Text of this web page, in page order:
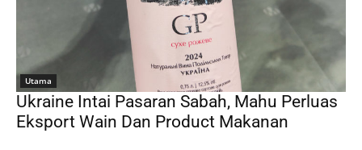
Utama
Ukraine Intai Pasaran Sabah, Mahu Perluas
Eksport Wain Dan Product Makanan